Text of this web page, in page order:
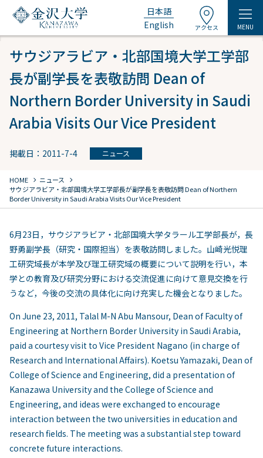
日本語
English
アクセス MENU
サウジアラビア・北部国境大学工学部
長が副学長を表敬訪問 Dean of
Northern Border University in Saudi
Arabia Visits Our Vice President
掲載日：2011-7-4 ニュース
HOME chevron_right ニュース chevron_right
サウジアラビア・北部国境大学工学部長が副学長を表敬訪問 Dean of Northern
Border University in Saudi Arabia Visits Our Vice President
6月23日，サウジアラビア・北部国境大学タラール工学部長が，長
野勇副学長（研究・国際担当）を表敬訪問しました。山崎光悦理
工研究域長が本学及び理工研究域の概要について説明を行い，本
学との教育及び研究分野における交流促進に向けて意見交換を行
うなど，今後の交流の具体化に向け充実した機会となりました。
On June 23, 2011, Talal M-N Abu Mansour, Dean of Faculty of
Engineering at Northern Border University in Saudi Arabia,
paid a courtesy visit to Vice President Nagano (in charge of
Research and International Affairs). Koetsu Yamazaki, Dean of
College of Science and Engineering, did a presentation of
Kanazawa University and the College of Science and
Engineering, and ideas were exchanged to encourage
interaction between the two universities in education and
research fields. The meeting was a substantial step toward
concrete future interactions.